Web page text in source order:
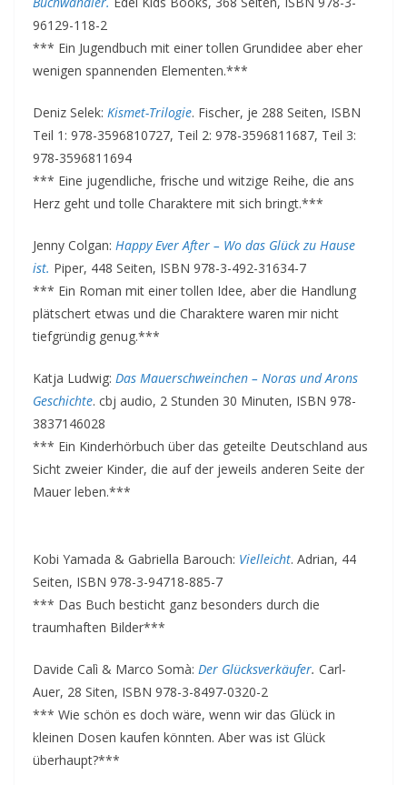
96129-118-2
*** Ein Jugendbuch mit einer tollen Grundidee aber eher
wenigen spannenden Elementen.***
Deniz Selek: Kismet-Trilogie. Fischer, je 288 Seiten, ISBN
Teil 1: 978-3596810727, Teil 2: 978-3596811687, Teil 3:
978-3596811694
*** Eine jugendliche, frische und witzige Reihe, die ans
Herz geht und tolle Charaktere mit sich bringt.***
Jenny Colgan: Happy Ever After – Wo das Glück zu Hause
ist. Piper, 448 Seiten, ISBN 978-3-492-31634-7
*** Ein Roman mit einer tollen Idee, aber die Handlung
plätschert etwas und die Charaktere waren mir nicht
tiefgründig genug.***
Katja Ludwig: Das Mauerschweinchen – Noras und Arons
Geschichte. cbj audio, 2 Stunden 30 Minuten, ISBN 978-
3837146028
*** Ein Kinderhörbuch über das geteilte Deutschland aus
Sicht zweier Kinder, die auf der jeweils anderen Seite der
Mauer leben.***
Kobi Yamada & Gabriella Barouch: Vielleicht. Adrian, 44
Seiten, ISBN 978-3-94718-885-7
*** Das Buch besticht ganz besonders durch die
traumhaften Bilder***
Davide Calì & Marco Somà: Der Glücksverkäufer. Carl-
Auer, 28 Siten, ISBN 978-3-8497-0320-2
*** Wie schön es doch wäre, wenn wir das Glück in
kleinen Dosen kaufen könnten. Aber was ist Glück
überhaupt?***